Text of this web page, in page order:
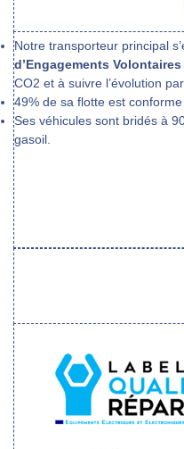
Notre transporteur principal
d’Engagements Volontaires
CO2 et à suivre l’évolution
49% de sa flotte est
Ses véhicules sont bridés à
gasoil.